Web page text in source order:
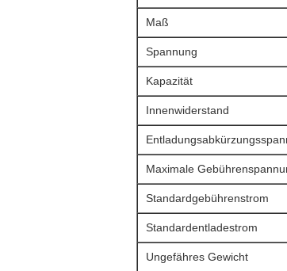
Maß
Spannung
Kapazität
Innenwiderstand
Maximale
Standardgebührenstrom
Standardentladestrom
Ungefähres Gewicht